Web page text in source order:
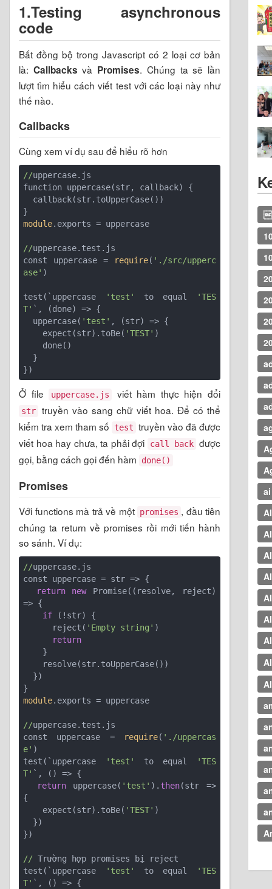
1.Testing asynchronous
code
Bất đồng bộ trong Javascript có 2 loại cơ bản
là: Callbacksvà Promises. Chúng ta sẽ lần
lượt tìm hiểu cách viết test với các loại này như
thế nào.
Callbacks
Cùng xem ví dụ sau để hiểu rõ hơn
//uppercase.js
function uppercase(str, callback) {
module.exports = uppercase
//uppercase.test.js
const uppercase =
require( './src/upperc
ase' )
test(` uppercase 'test' to equal
'TES
T' `, (done) => {
  uppercase(
'test' , (str) => {
    expect(str).toBe(
'TEST' )
})
Ở file uppercase.js viết hàm thực hiện đổi
str
truyền vào sang chữ viết hoa. Để có thể
kiểm tra xem tham số
test truyền vào đã được
viết hoa hay chưa, ta phải đợi
call back được
gọi, bằng cách gọi đến hàm
done()
Promises
Với functions mà trả về một promises , đầu tiên
chúng ta return về promises rồi mới tiến hành
so sánh. Ví dụ:
//uppercase.js
const uppercase = str => {
return
new Promise( (resolve, reject)
=> {
if (!str) {
      reject(
'Empty string' )
return
module.exports = uppercase
//uppercase.test.js
const uppercase =
require( './uppercas
e' )
test(` uppercase 'test' to equal
'TES
T' `, () => {
return uppercase( 'test' ). then(str =>
{
    expect(str).toBe(
'TEST' )
})
// Trường hợp promises bị reject
test(` uppercase 'test' to equal
'TES
T' `, () => {